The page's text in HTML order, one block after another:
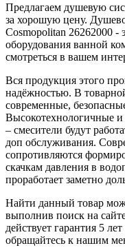
Предлагаем душевую
за хорошую цену.
Cosmopolitan 26262000 -
оборудования ванной
смотреться в вашем
Вся продукция этого
надёжностью. В
современные,
Высокотехнологичные
– смесители будут
доп обслуживания.
сопротивляются
скачкам давления в
проработает заметно
Найти данный товар
выполнив поиск на
действует гарантия 5
обращайтесь к нашим